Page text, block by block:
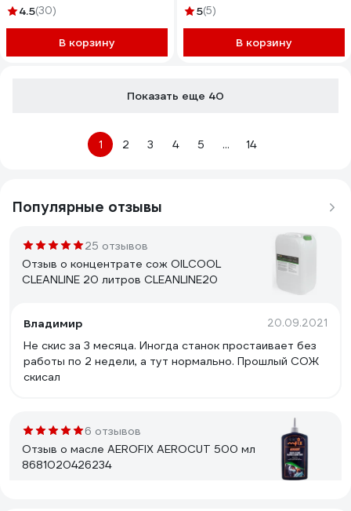
4.5(30)
В корзину
5(5)
В корзину
Показать еще 40
1 2 3 4 5 ... 14
Популярные отзывы
25 отзывов
Отзыв о концентрате сож OILCOOL
CLEANLINE 20 литров CLEANLINE20
Владимир 20.09.2021
Не скис за 3 месяца. Иногда станок простаивает без
работы по 2 недели, а тут нормально. Прошлый СОЖ
скисал
6 отзывов
Отзыв о масле AEROFIX AEROCUT 500 мл
8681020426234